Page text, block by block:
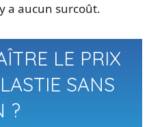
a aucun surcoût.
LE PRIX
SANS
?